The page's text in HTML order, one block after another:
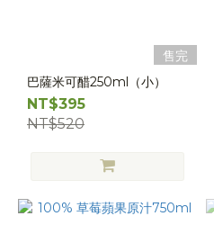
售完
巴薩米可醋250ml（小）
NT$395
NT$520